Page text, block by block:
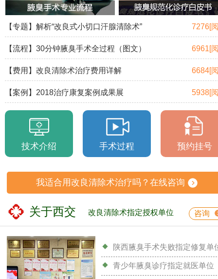
【专题】解析“改良式小切口汗腺清除术” 7276[
【流程】30分钟腋臭手术全过程（图文） 6961[
【费用】改良清除术治疗费用详解 6684[
【案例】2018治疗康复案例成果展 5938[
技术介绍 手术过程 预约挂号
我适合用改良清除术治疗吗？在线咨询
关于西交 改良清除术指定授权单位 咨询
陕西腋臭手术失败指定修复单
青少年腋臭诊疗指定就医单位